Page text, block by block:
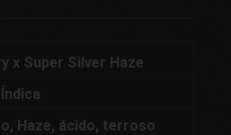
x Super Silver Haze
Haze, ácido, terroso